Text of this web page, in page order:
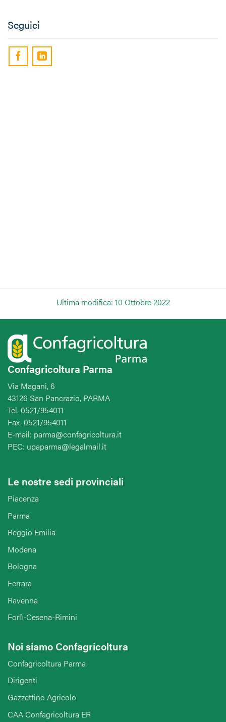
Seguici
Ultima modifica: 10 Ottobre 2022
Confagricoltura Parma
Via Magani, 6
43126 San Pancrazio, PARMA
Tel. 0521/954011
Fax. 0521/954011
E-mail: parma@confagricoltura.it
PEC: upaparma@legalmail.it
Le nostre sedi provinciali
Piacenza
Parma
Reggio Emilia
Modena
Bologna
Ferrara
Ravenna
Forlì-Cesena-Rimini
Noi siamo Confagricoltura
Confagricoltura Parma
Dirigenti
Gazzettino Agricolo
CAA Confagricoltura ER